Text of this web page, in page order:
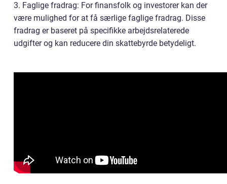
3. Faglige fradrag: For finansfolk og investorer kan der
være mulighed for at få særlige faglige fradrag. Disse
fradrag er baseret på specifikke arbejdsrelaterede
udgifter og kan reducere din skattebyrde betydeligt.